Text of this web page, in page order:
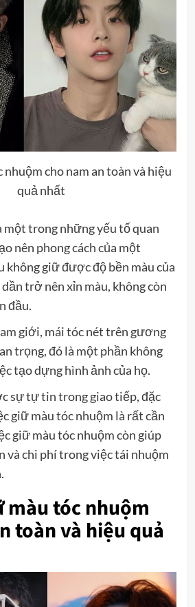
nhuộm cho nam an toàn và hiệu
quả nhất
một trong những yếu tố quan
nên phong cách của một
giữ được độ bền màu của
trở nên xỉn màu, không còn
đầu.
giới, mái tóc nét trên gương
trọng, đó là một phần không
tạo dựng hình ảnh của họ.
sự tự tin trong giao tiếp, đặc
giữ màu tóc nhuộm là rất cần
giữ màu tóc nhuộm còn giúp
chi phí trong việc tái nhuộm
màu tóc nhuộm
toàn và hiệu quả